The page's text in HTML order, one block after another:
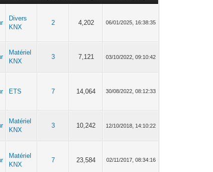
Divers
KNX
2 4,202 06/01/2025, 16:38:35
Matériel
KNX
3 7,121 03/10/2022, 09:10:42
ETS 7 14,064 30/08/2022, 08:12:33
Matériel
KNX
3 10,242 12/10/2018, 14:10:22
Matériel
KNX
7 23,584 02/11/2017, 08:34:16